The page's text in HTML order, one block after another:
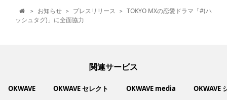
 > お知らせ > プレスリリース > TOKYO MXの恋愛ドラマ「#(ハ
ッシュタグ)」に全面協力
関連サービス
OKWAVE OKWAVE セレクト OKWAVE media OKWAVE